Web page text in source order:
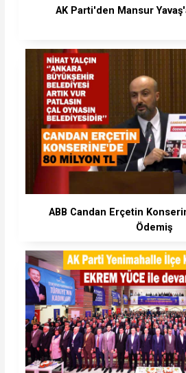
AK Parti'den Mansur
ABB Candan Erçetin
Ödemiş